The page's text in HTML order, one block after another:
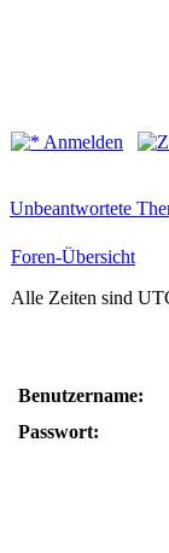
Anmelden
Unbeantwortete
Foren-Übersicht
Alle Zeiten sind
Benutzername:
Passwort: